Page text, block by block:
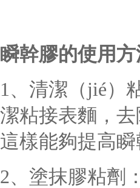
瞬幹膠的使用
1、清潔（jié）
潔粘接表麵，
這樣能夠提高
2、塗抹膠粘劑